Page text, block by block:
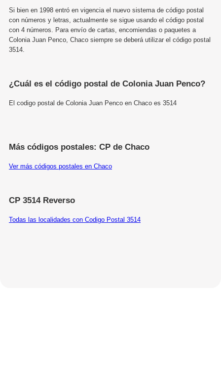
Si bien en 1998 entró en vigencia el nuevo sistema de código postal
con números y letras, actualmente se sigue usando el código postal
con 4 números. Para envío de cartas, encomiendas o paquetes a
Colonia Juan Penco, Chaco siempre se deberá utilizar el código postal
3514.
¿Cuál es el código postal de Colonia Juan Penco?
El codigo postal de Colonia Juan Penco en Chaco es 3514
Más códigos postales: CP de Chaco
Ver más códigos postales en Chaco
CP 3514 Reverso
Todas las localidades con Codigo Postal 3514